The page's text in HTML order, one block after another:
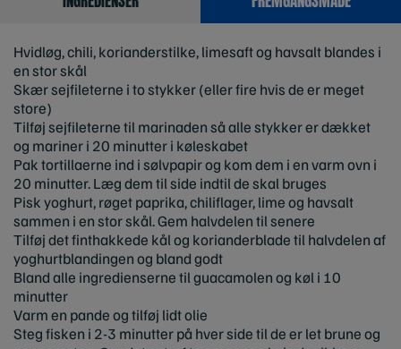
Hvidløg, chili, korianderstilke, limesaft og havsalt blandes i
en stor skål
Skær sejfileterne i to stykker (eller fire hvis de er meget
store)
Tilføj sejfileterne til marinaden så alle stykker er dækket
og mariner i 20 minutter i køleskabet
Pak tortillaerne ind i sølvpapir og kom dem i en varm ovn i
20 minutter. Læg dem til side indtil de skal bruges
Pisk yoghurt, røget paprika, chiliflager, lime og havsalt
sammen i en stor skål. Gem halvdelen til senere
Tilføj det finthakkede kål og korianderblade til halvdelen af
yoghurtblandingen og bland godt
Bland alle ingredienserne til guacamolen og køl i 10
minutter
Varm en pande og tilføj lidt olie
Steg fisken i 2-3 minutter på hver side til de er let brune og